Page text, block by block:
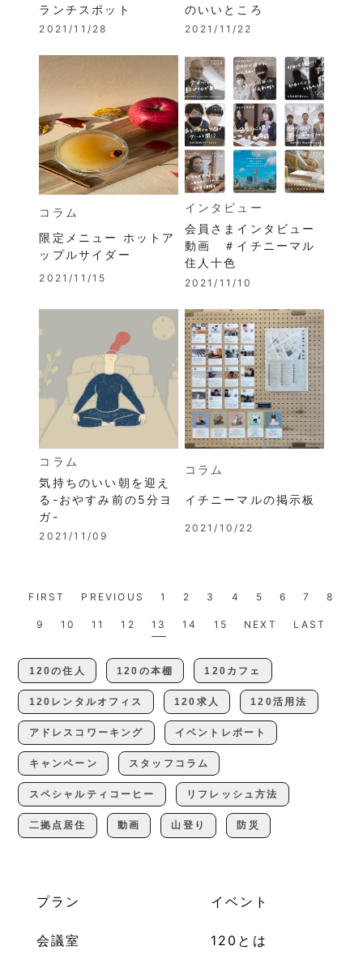
ランチスポット
2021/11/28
のいいところ
2021/11/22
コラム
限定メニュー ホットア
ップルサイダー
2021/11/15
インタビュー
会員さまインタビュー
動画 ＃イチニーマル
住人十色
2021/11/10
コラム
気持ちのいい朝を迎え
る-おやすみ前の5分ヨ
ガ-
2021/11/09
コラム
イチニーマルの掲示板
2021/10/22
FIRST PREVIOUS 1 2 3 4 5 6 7 8
9 10 11 12 13 14 15 NEXT LAST
120の住人 120の本棚 120カフェ
120レンタルオフィス 120求人 120活用法
アドレスコワーキング イベントレポート
キャンペーン スタッフコラム
スペシャルティコーヒー リフレッシュ方法
二拠点居住 動画 山登り 防災
プラン
会議室 120とは
イベント